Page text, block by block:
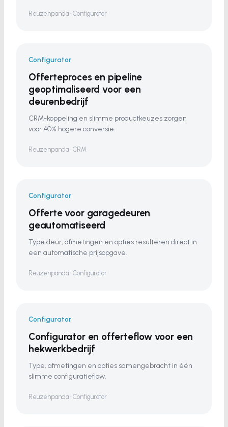
Reuzenpanda · Configurator
Configurator
Offerteproces en pipeline
geoptimaliseerd voor een
deurenbedrijf
CRM-koppeling en slimme productkeuzes zorgen
voor 40% hogere conversie.
Reuzenpanda · CRM
Configurator
Offerte voor garagedeuren
geautomatiseerd
Type deur, afmetingen en opties resulteren direct in
een automatische prijsopgave.
Reuzenpanda · Configurator
Configurator
Configurator en offerteflow voor een
hekwerkbedrijf
Type, afmetingen en opties samengebracht in één
slimme configuratieflow.
Reuzenpanda · Configurator